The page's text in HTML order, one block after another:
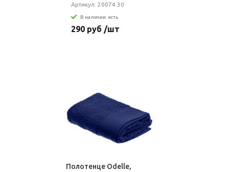
Артикул: 20074.30
В наличии: есть
290 руб /шт
Полотенце Odelle,